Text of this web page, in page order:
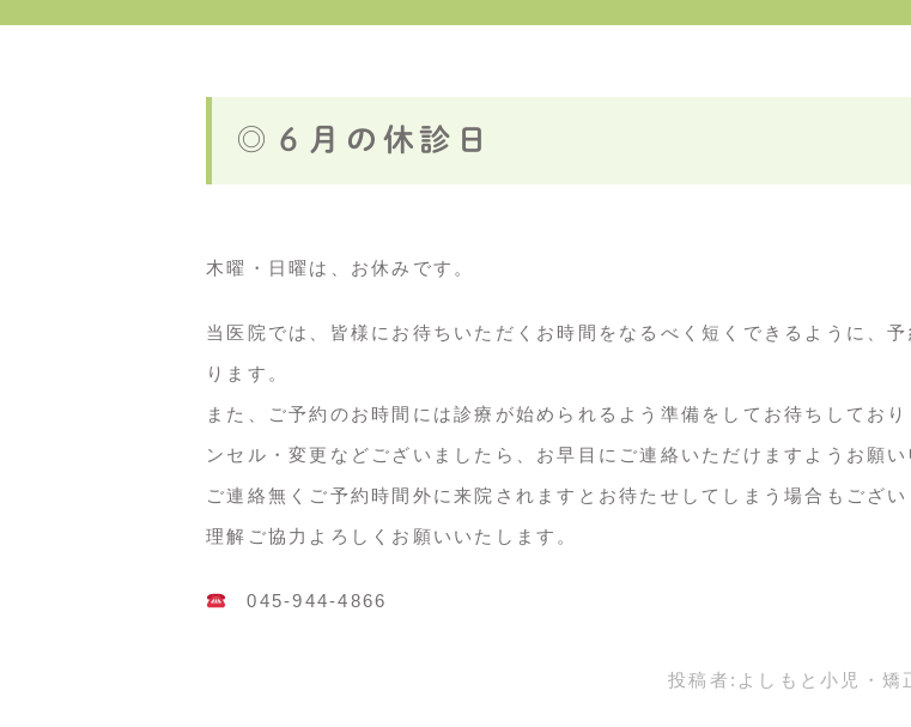
◎６月の休診日
木曜・日曜は、お休みです。
当医院では、皆様にお待ちいただくお時間をなるべく短くできるように、
ります。
また、ご予約のお時間には診療が始められるよう準備をしてお待ちしており
ンセル・変更などございましたら、お早目にご連絡いただけますようお願い
ご連絡無くご予約時間外に来院されますとお待たせしてしまう場合もござ
理解ご協力よろしくお願いいたします。
045-944-4866
投稿者: よしもと小児・矯